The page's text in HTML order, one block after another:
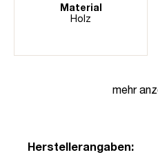
Material
Holz
mehr
Herstellerangaben: